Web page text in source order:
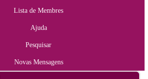
Lista de Membres
Ajuda
Pesquisar
Novas Mensagens